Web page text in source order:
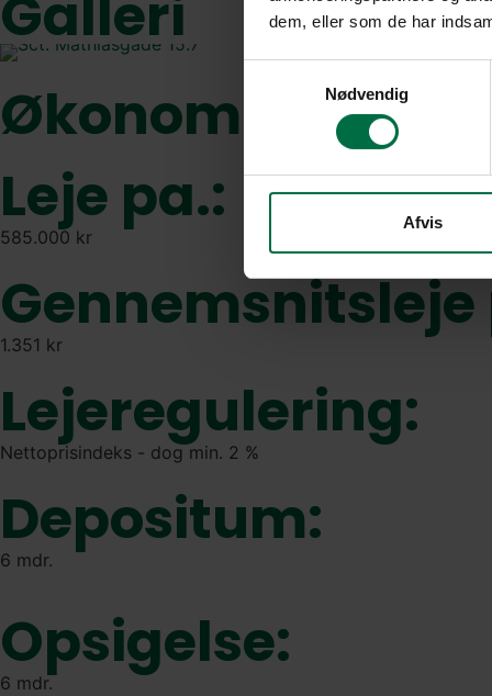
dem, eller som de har
Nødvendig
Afvis
Galleri
Økonomien
Leje pa.:
585.000 kr
1.351 kr
Lejeregulering:
Nettoprisindeks - dog min. 2 %
Depositum:
6 mdr.
Opsigelse:
6 mdr.